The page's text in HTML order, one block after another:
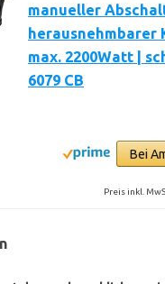
manueller
herausnehmbarer
max. 2200Watt |
6079 CB
Bei
Preis inkl.